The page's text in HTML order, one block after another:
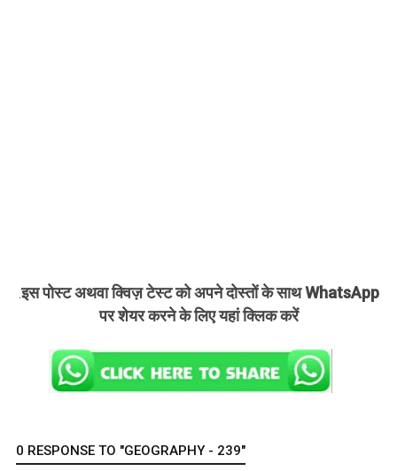
.इस पोस्ट अथवा क्विज़ टेस्ट को अपने दोस्तों के साथ WhatsApp
पर शेयर करने के लिए यहां क्लिक करें
0 RESPONSE TO "GEOGRAPHY - 239"